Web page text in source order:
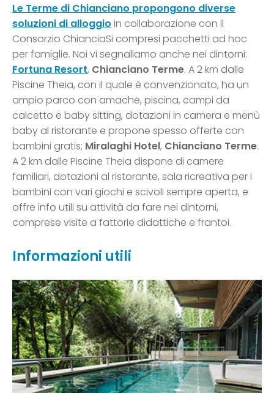
Le Terme di Chianciano propongono diverse
soluzioni di alloggio in collaborazione con il
Consorzio ChianciaSi compresi pacchetti ad hoc
per famiglie. Noi vi segnaliamo anche nei dintorni:
Fortuna Resort, Chianciano Terme. A 2 km dalle
Piscine Theia, con il quale è convenzionato, ha un
ampio parco con amache, piscina, campi da
calcetto e baby sitting, dotazioni in camera e menù
baby al ristorante e propone spesso offerte con
bambini gratis; Miralaghi Hotel, Chianciano Terme.
A 2 km dalle Piscine Theia dispone di camere
familiari, dotazioni al ristorante, sala ricreativa per i
bambini con vari giochi e scivoli sempre aperta, e
offre info utili su attività da fare nei dintorni,
comprese visite a fattorie didattiche e frantoi.
Informazioni utili